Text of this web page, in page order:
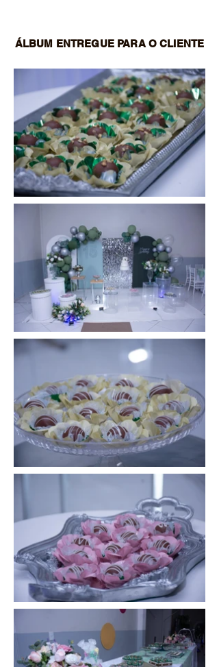
ÁLBUM ENTREGUE PARA O CLIENTE